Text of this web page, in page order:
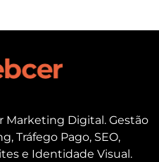
Marketing Digital. Gestão
Tráfego Pago, SEO,
e Identidade Visual.